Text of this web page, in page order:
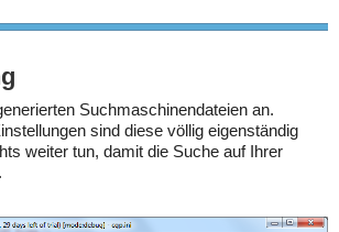
Suchmaschinendateien an.
sind diese völlig eigenständig
weiter tun, damit die Suche auf Ihrer